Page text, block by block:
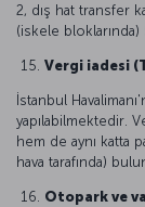
2, dış hat transfer
(iskele bloklarında)
Vergi iadesi
İstanbul
yapılabilmektedir.
hem de aynı katta
hava tarafında)
Otopark ve